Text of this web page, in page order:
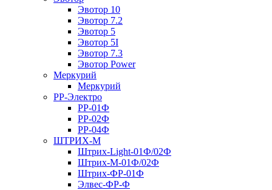
Эвотор 10
Эвотор 7.2
Эвотор 5
Эвотор 5I
Эвотор 7.3
Эвотор Power
Меркурий
Меркурий
РР-Электро
РР-01Ф
РР-02Ф
РР-04Ф
ШТРИХ-М
Штрих-Light-01Ф/02Ф
Штрих-М-01Ф/02Ф
Штрих-ФР-01Ф
Элвес-ФР-Ф